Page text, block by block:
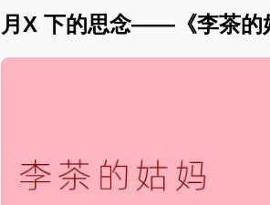
月X 下的思念——《李茶的